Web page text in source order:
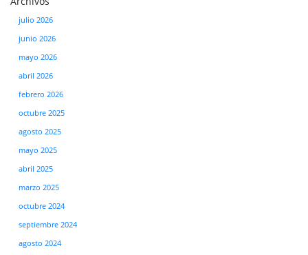
julio 2026
junio 2026
mayo 2026
abril 2026
febrero 2026
octubre 2025
agosto 2025
mayo 2025
abril 2025
marzo 2025
octubre 2024
septiembre 2024
agosto 2024